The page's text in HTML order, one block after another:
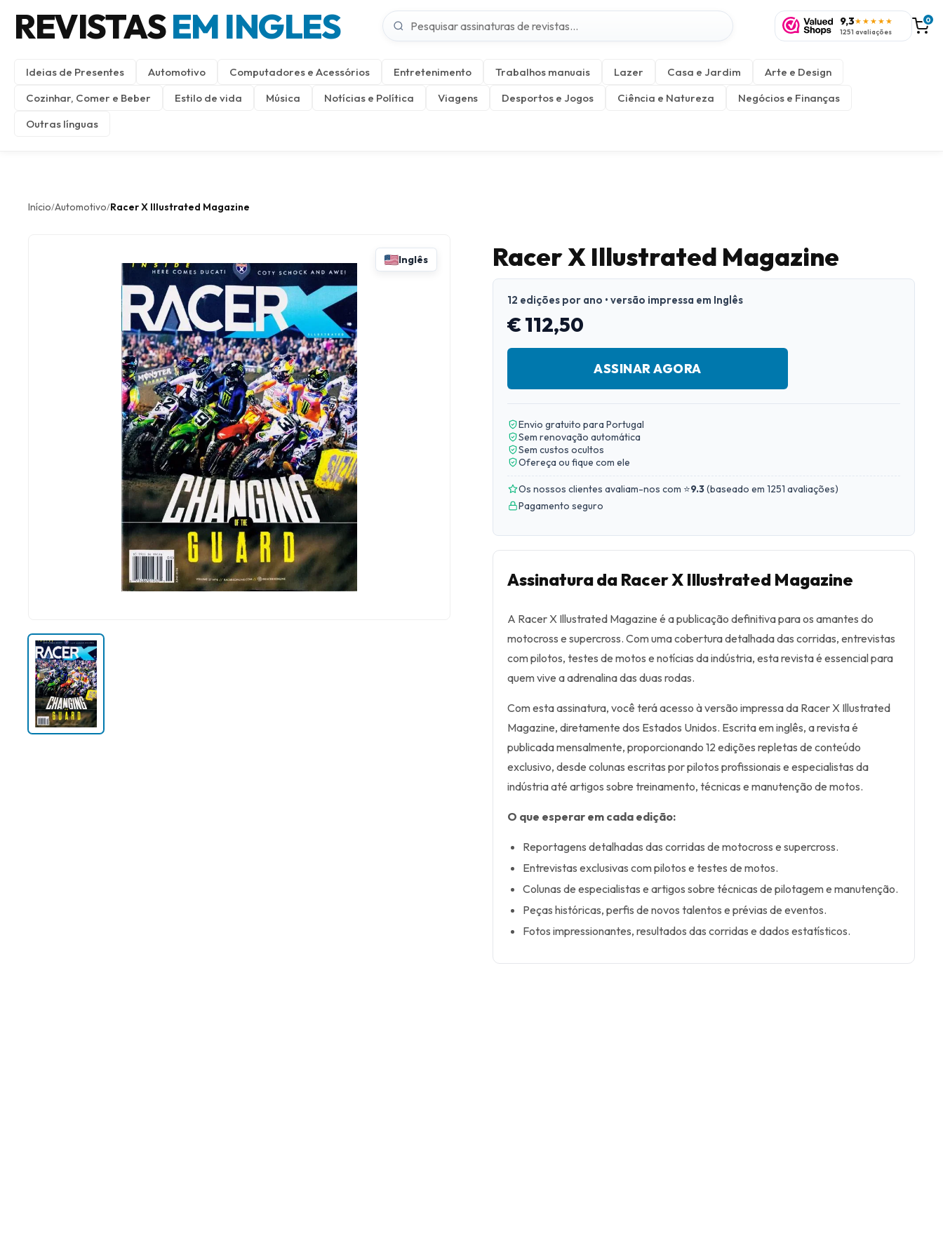
REVISTASEM INGLES 9,3★★★★★
1251 avaliações
0
Ideias de Presentes Automotivo Computadores e Acessórios Entretenimento Trabalhos manuais Lazer Casa e Jardim
Arte e Design
Cozinhar, Comer e Beber
Estilo de vida Música Notícias e Política Viagens Desportos e Jogos Ciência e Natureza
Negócios e Finanças
Outras línguas
Início/Automotivo/Racer X Illustrated Magazine
Inglês Racer X Illustrated Magazine
12 edições por ano • versão impressa em Inglês
€ 112,50
ASSINAR AGORA
Envio gratuito para Portugal
Sem renovação automática
Sem custos ocultos
Ofereça ou fique com ele
Os nossos clientes avaliam-nos com ⭐9.3(baseado em 1251 avaliações)
Pagamento seguro
Assinatura da Racer X Illustrated Magazine
A Racer X Illustrated Magazine é a publicação definitiva para os amantes do
motocross e supercross. Com uma cobertura detalhada das corridas, entrevistas
com pilotos, testes de motos e notícias da indústria, esta revista é essencial para
quem vive a adrenalina das duas rodas.
Com esta assinatura, você terá acesso à versão impressa da Racer X Illustrated
Magazine, diretamente dos Estados Unidos. Escrita em inglês, a revista é
publicada mensalmente, proporcionando 12 edições repletas de conteúdo
exclusivo, desde colunas escritas por pilotos profissionais e especialistas da
indústria até artigos sobre treinamento, técnicas e manutenção de motos.
O que esperar em cada edição:
Reportagens detalhadas das corridas de motocross e supercross.
Entrevistas exclusivas com pilotos e testes de motos.
Colunas de especialistas e artigos sobre técnicas de pilotagem e manutenção.
Peças históricas, perfis de novos talentos e prévias de eventos.
Fotos impressionantes, resultados das corridas e dados estatísticos.